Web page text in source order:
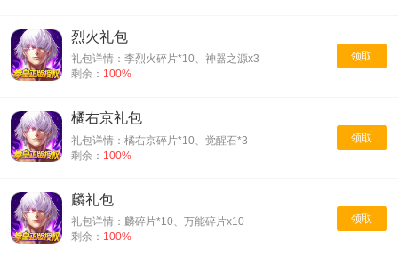
领取
烈火礼包
礼包详情：李烈火碎片*10、神器之源x3
剩余： 100%
领取
橘右京礼包
礼包详情：橘右京碎片*10、觉醒石*3
剩余： 100%
领取
麟礼包
礼包详情：麟碎片*10、万能碎片x10
剩余： 100%